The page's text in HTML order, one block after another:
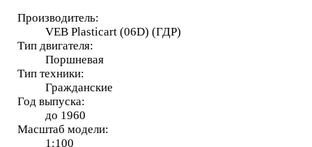
Производитель:
VEB Plasticart (06D) (ГДР)
Тип двигателя:
Поршневая
Тип техники:
Гражданские
Год выпуска:
до 1960
Масштаб модели:
1:100